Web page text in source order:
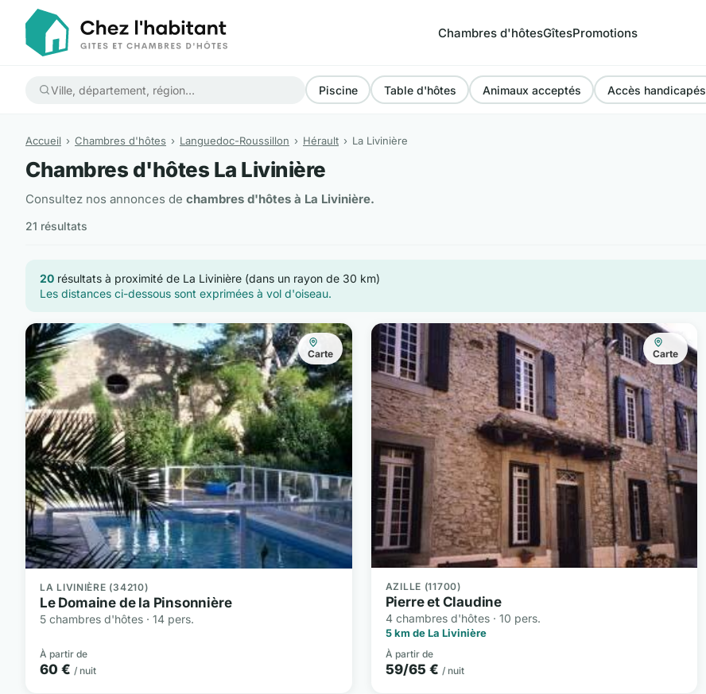
Chambres d'hôtesGîtesPromotions
Piscine Table d'hôtes Animaux acceptés Accès handicapés
Accueil Chambres d'hôtes Languedoc-Roussillon Hérault La Livinière
Chambres d'hôtes La Livinière
Consultez nos annonces de chambres d'hôtes à La Livinière.
21 résultats
20 résultats à proximité de La Livinière (dans un rayon de 30 km)
Les distances ci-dessous sont exprimées à vol d'oiseau.
Carte
LA LIVINIÈRE (34210)
Le Domaine de la Pinsonnière
5 chambres d'hôtes · 14 pers.
À partir de
60 € / nuit
Carte
AZILLE (11700)
Pierre et Claudine
4 chambres d'hôtes · 10 pers.
5 km de La Livinière
À partir de
59/65 € / nuit